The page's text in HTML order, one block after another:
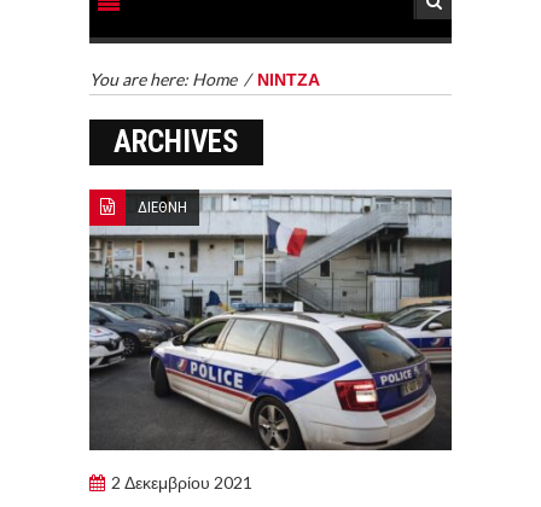
You are here: Home / ΝΙΝΤΖΑ
ARCHIVES
ΔΙΕΘΝΗ
2 Δεκεμβρίου 2021